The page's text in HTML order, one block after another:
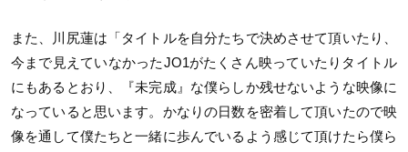
また、川尻蓮は「タイトルを自分たちで決めさせて頂いたり、
今まで見えていなかったJO1がたくさん映っていたりタイトル
にもあるとおり、『未完成』な僕らしか残せないような映像に
なっていると思います。かなりの日数を密着して頂いたので映
像を通して僕たちと一緒に歩んでいるよう感じて頂けたら僕ら